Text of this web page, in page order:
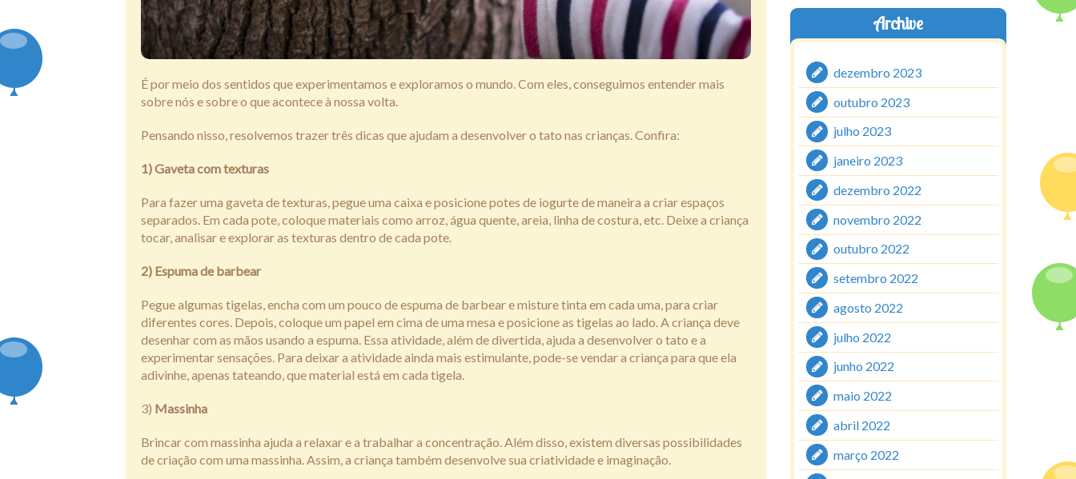
É por meio dos sentidos que experimentamos e exploramos o mundo. Com eles, conseguimos entender mais
sobre nós e sobre o que acontece à nossa volta.
Pensando nisso, resolvemos trazer três dicas que ajudam a desenvolver o tato nas crianças. Confira:
1) Gaveta com texturas
Para fazer uma gaveta de texturas, pegue uma caixa e posicione potes de iogurte de maneira a criar espaços
separados. Em cada pote, coloque materiais como arroz, água quente, areia, linha de costura, etc. Deixe a criança
tocar, analisar e explorar as texturas dentro de cada pote.
2) Espuma de barbear
Pegue algumas tigelas, encha com um pouco de espuma de barbear e misture tinta em cada uma, para criar
diferentes cores. Depois, coloque um papel em cima de uma mesa e posicione as tigelas ao lado. A criança deve
desenhar com as mãos usando a espuma. Essa atividade, além de divertida, ajuda a desenvolver o tato e a
experimentar sensações. Para deixar a atividade ainda mais estimulante, pode-se vendar a criança para que ela
adivinhe, apenas tateando, que material está em cada tigela.
3) Massinha
Brincar com massinha ajuda a relaxar e a trabalhar a concentração. Além disso, existem diversas possibilidades
de criação com uma massinha. Assim, a criança também desenvolve sua criatividade e imaginação.
Archive
dezembro 2023
outubro 2023
julho 2023
janeiro 2023
dezembro 2022
novembro 2022
outubro 2022
setembro 2022
agosto 2022
julho 2022
junho 2022
maio 2022
abril 2022
março 2022